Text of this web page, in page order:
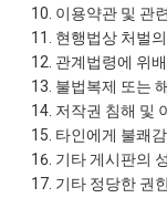
이용약관 및 관
현행법상 처벌
관계법령에 위
불법복제 또는
저작권 침해 및
타인에게 불쾌
기타 게시판의
기타 정당한 권